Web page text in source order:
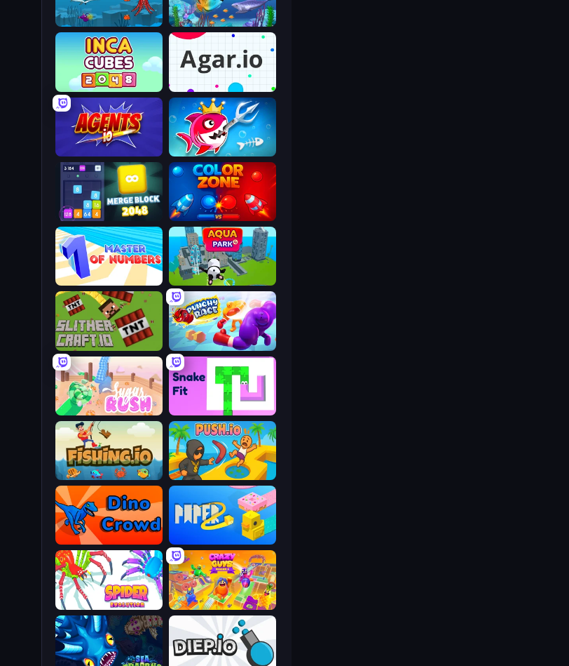
Let Me Eat 2: Feeding Madness
Fish Eat Fishes
Agar.io
Inca Cubes 2048
Fish Stab Getting Big
Agents.io
Color Zone
Merge Block 2048
Aquapark.io
Master of Numbers
Punchy Race
SlitherCraft.io
Snake Fit
Sugar Rush
Push.io
Fishing.io
Paper.io 2
Dino Crowd
Crazy Guys
Spider Evolution: Runner Game